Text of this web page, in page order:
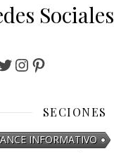
Sociales
SECIONES
INFORMATIVO